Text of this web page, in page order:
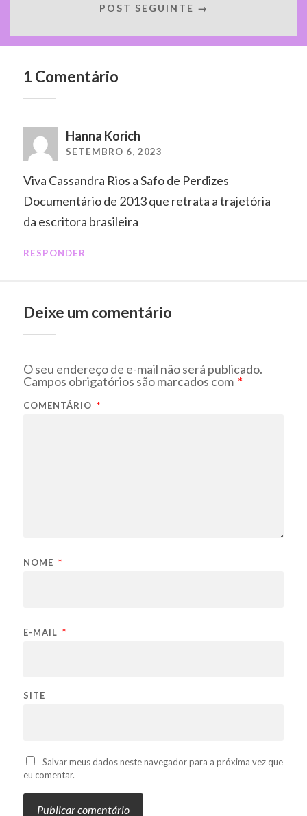
POST SEGUINTE →
1 Comentário
Hanna Korich
SETEMBRO 6, 2023
Viva Cassandra Rios a Safo de Perdizes
Documentário de 2013 que retrata a trajetória
da escritora brasileira
RESPONDER
Deixe um comentário
O seu endereço de e-mail não será publicado.
Campos obrigatórios são marcados com *
COMENTÁRIO *
NOME *
E-MAIL *
SITE
Salvar meus dados neste navegador para a próxima vez que
eu comentar.